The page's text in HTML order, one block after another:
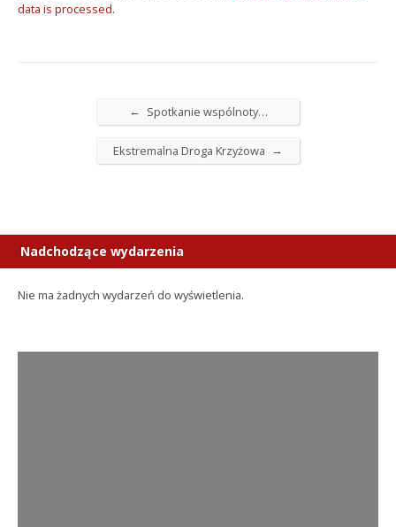
data is processed.
← Spotkanie wspólnoty…
Ekstremalna Droga Krzyżowa →
Nadchodzące wydarzenia
Nie ma żadnych wydarzeń do wyświetlenia.